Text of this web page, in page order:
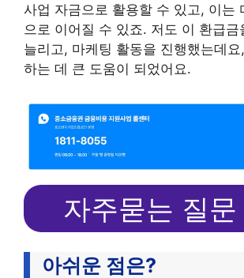
사업 자금으로 활용할 수 있고, 이는
으로 이어질 수 있죠. 저도 이 환급금
늘리고, 마케팅 활동을 진행했는데
하는 데 큰 도움이 되었어요.
자주묻는 질문
아쉬운 점은?